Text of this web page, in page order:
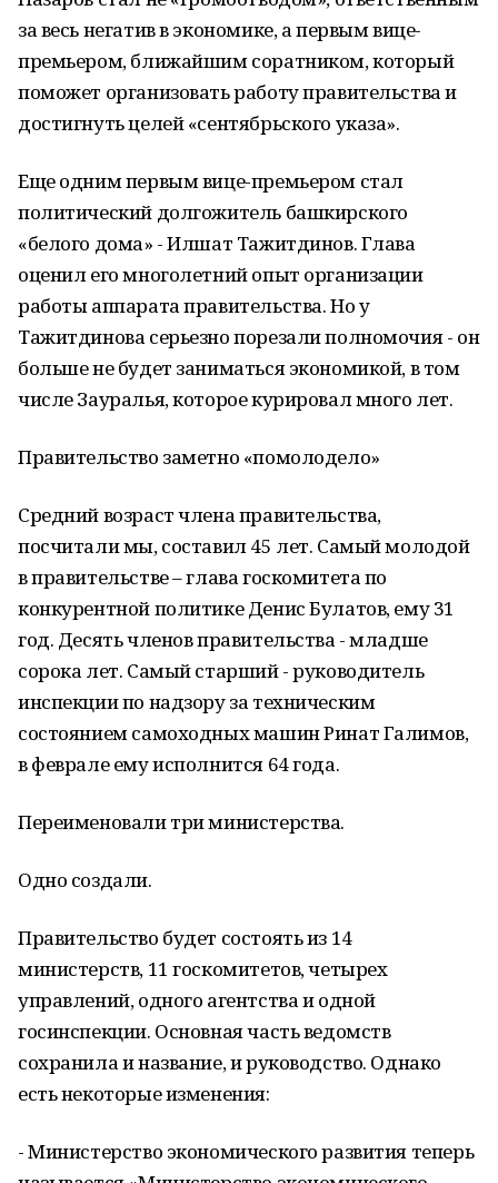
за весь негатив в экономике, а первым вице-
премьером, ближайшим соратником, который
поможет организовать работу правительства и
достигнуть целей «сентябрьского указа».
Еще одним первым вице-премьером стал
политический долгожитель башкирского
«белого дома» - Илшат Тажитдинов. Глава
оценил его многолетний опыт организации
работы аппарата правительства. Но у
Тажитдинова серьезно порезали полномочия - он
больше не будет заниматься экономикой, в том
числе Зауралья, которое курировал много лет.
Правительство заметно «помолодело»
Средний возраст члена правительства,
посчитали мы, составил 45 лет. Самый молодой
в правительстве – глава госкомитета по
конкурентной политике Денис Булатов, ему 31
год. Десять членов правительства - младше
сорока лет. Самый старший - руководитель
инспекции по надзору за техническим
состоянием самоходных машин Ринат Галимов,
в феврале ему исполнится 64 года.
Переименовали три министерства.
Одно создали.
Правительство будет состоять из 14
министерств, 11 госкомитетов, четырех
управлений, одного агентства и одной
госинспекции. Основная часть ведомств
сохранила и название, и руководство. Однако
есть некоторые изменения:
- Министерство экономического развития теперь